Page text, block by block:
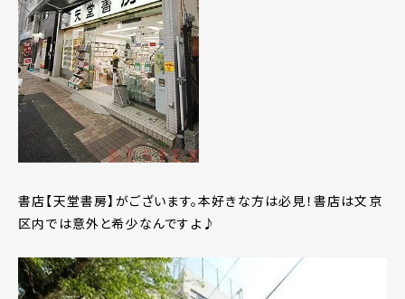
書店【天堂書房】がございます。本好きな方は必見！書店は文京
区内では意外と希少なんですよ♪